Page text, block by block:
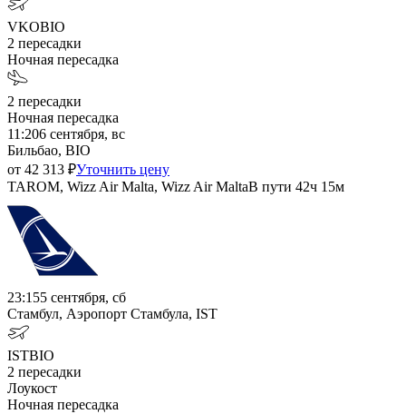
VKOBIO
2 пересадки
Ночная пересадка
2 пересадки
Ночная пересадка
11:206 сентября, вс
Бильбао, BIO
от 42 313 ₽Уточнить цену
TAROM, Wizz Air Malta, Wizz Air MaltaВ пути 42ч 15м
23:155 сентября, сб
Стамбул, Аэропорт Стамбула, IST
ISTBIO
2 пересадки
Лоукост
Ночная пересадка